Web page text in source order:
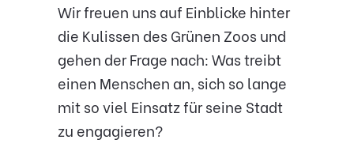
Wir freuen uns auf Einblicke hinter
die Kulissen des Grünen Zoos und
gehen der Frage nach: Was treibt
einen Menschen an, sich so lange
mit so viel Einsatz für seine Stadt
zu engagieren?